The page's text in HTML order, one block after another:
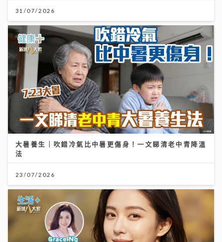
31/07/2026
大暑養生｜吹錯冷氣比中暑更傷身！一文睇清老中青降溫
法
23/07/2026